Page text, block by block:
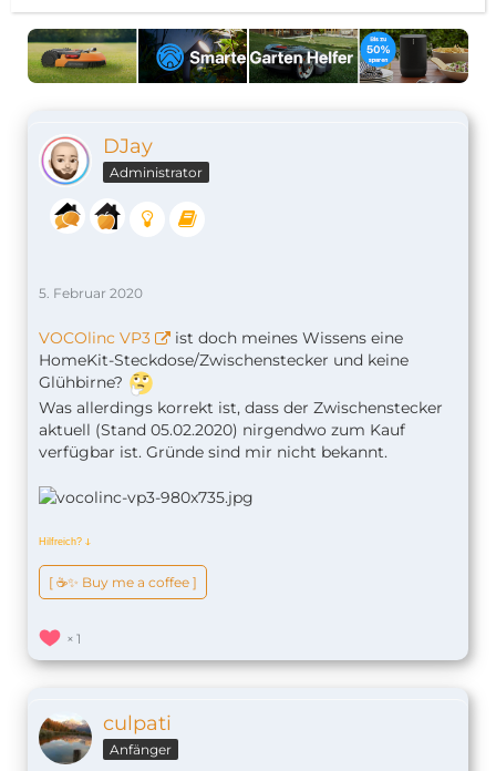
DJay
Administrator
5. Februar 2020
VOCOlinc VP3
ist doch meines Wissens eine
HomeKit-Steckdose/Zwischenstecker und keine
Glühbirne?
Was allerdings korrekt ist, dass der Zwischenstecker
aktuell (Stand 05.02.2020) nirgendwo zum Kauf
verfügbar ist. Gründe sind mir nicht bekannt.
Hilfreich? ↆ
[ ☕️✨ Buy me a coffee ]
1
culpati
Anfänger